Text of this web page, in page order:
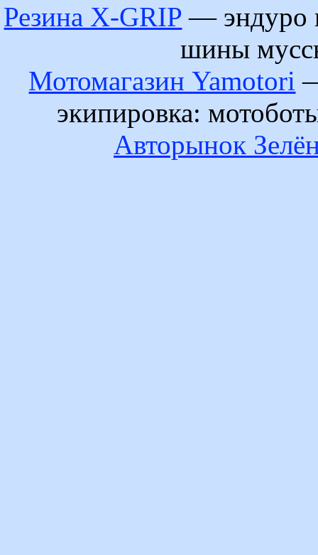
Резина X-GRIP — эндуро
шины
Мотомагазин Yamotori
экипировка:
Авторынок